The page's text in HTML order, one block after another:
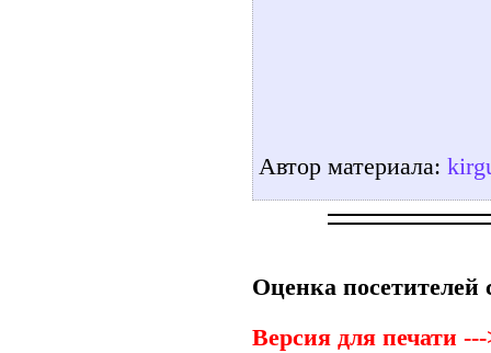
Автор материала:
Оценка посетителей
Версия для печати